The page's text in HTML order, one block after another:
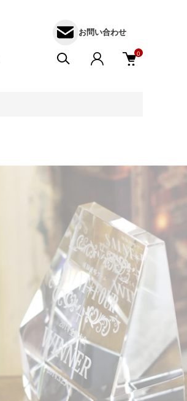
お問い合わせ
0